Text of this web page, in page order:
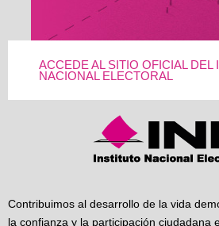
ACCEDE AL SITIO OFICIAL DEL
NACIONAL ELECTORAL
Contribuimos al desarrollo de la vida
la confianza y la participación ciudadana